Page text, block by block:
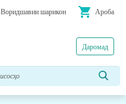
Воридшавии шарикон shopping_cart Ароба
Даромад